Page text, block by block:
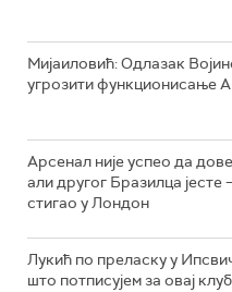
Мијаиловић: Одлазак
угрозити функционисање
Арсенал није успео да
али другог Бразилца јесте
стигао у Лондон
Лукић по преласку у
што потписујем за овај клуб